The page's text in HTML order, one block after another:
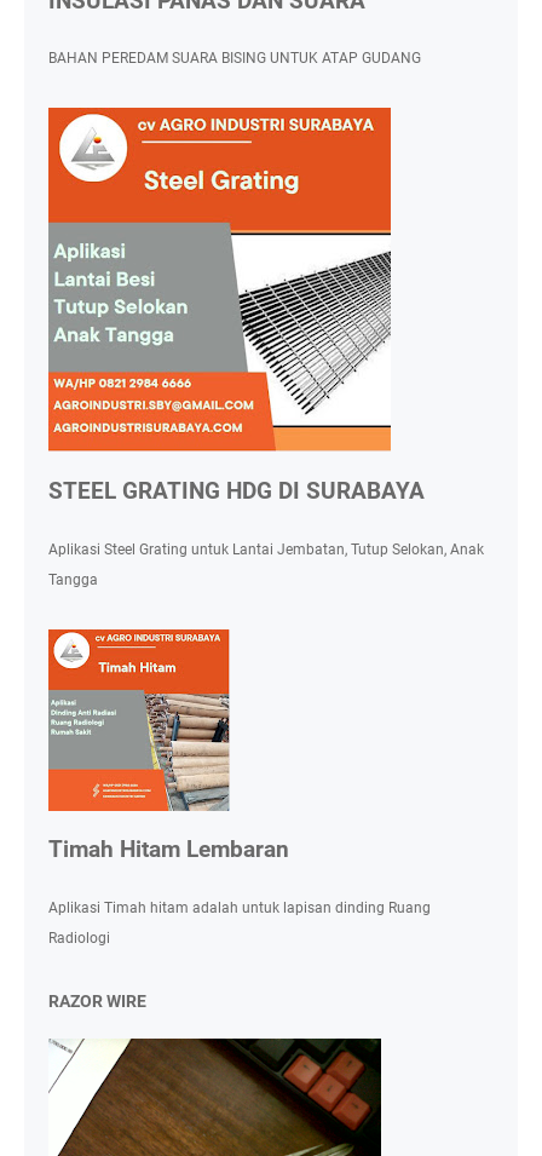
BAHAN PEREDAM SUARA BISING UNTUK ATAP GUDANG
STEEL GRATING HDG DI SURABAYA
Aplikasi Steel Grating untuk Lantai Jembatan, Tutup Selokan, Anak
Tangga
Timah Hitam Lembaran
Aplikasi Timah hitam adalah untuk lapisan dinding Ruang
Radiologi
RAZOR WIRE